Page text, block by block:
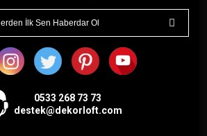
0533 268 73 73
destek@dekorloft.com